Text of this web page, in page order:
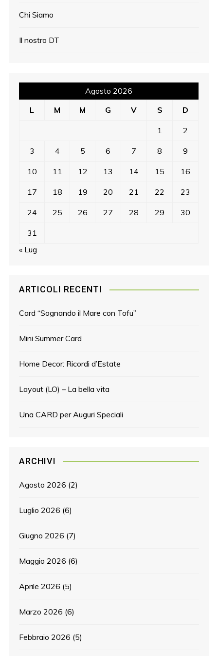
Chi Siamo
Il nostro DT
Agosto 2026
L
M M G V S D
1 2
3 4 5 6 7 8 9
10 11 12 13 14 15 16
17 18 19 20 21 22 23
24 25 26 27 28 29 30
31
« Lug
ARTICOLI RECENTI
Card “Sognando il Mare con Tofu”
Mini Summer Card
Home Decor: Ricordi d’Estate
Layout (LO) – La bella vita
Una CARD per Auguri Speciali
ARCHIVI
Agosto 2026 (2)
Luglio 2026 (6)
Giugno 2026 (7)
Maggio 2026 (6)
Aprile 2026 (5)
Marzo 2026 (6)
Febbraio 2026 (5)